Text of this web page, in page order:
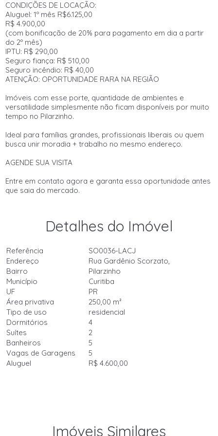
CONDIÇÕES DE LOCAÇÃO:
Aluguel: 1º mês R$6.125,00
R$ 4.900,00
(com bonificação de 20% para pagamento em dia a partir
do 2º mês)
IPTU: R$ 290,00
Seguro fiança: R$ 510,00
Seguro incêndio: R$ 40,00
ATENÇÃO: OPORTUNIDADE RARA NA REGIÃO
Imóveis com esse porte, quantidade de ambientes e
versatilidade simplesmente não ficam disponíveis por muito
tempo no Pilarzinho.
Ideal para famílias grandes, profissionais liberais ou quem
busca unir moradia + trabalho no mesmo endereço.
AGENDE SUA VISITA
Entre em contato agora e garanta essa oportunidade antes
que saia do mercado.
Detalhes do Imóvel
Referência
SO0036-LACJ
Endereço
Rua Gardênio Scorzato,
Bairro
Pilarzinho
Município
Curitiba
UF
PR
Área privativa
250,00 m²
Tipo de uso
residencial
Dormitórios
4
Suítes
2
Banheiros
5
Vagas de Garagens
5
Aluguel
R$ 4.600,00
Imóveis Similares